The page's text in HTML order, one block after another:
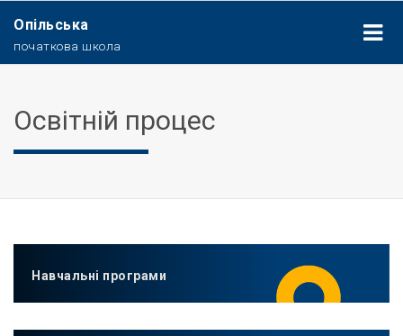
Опільська
початкова школа
Освітній процес
Навчальні програми